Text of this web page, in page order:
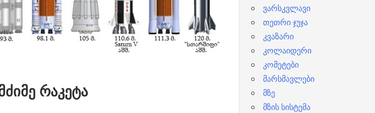
რაკეტა
ვარსკვლავი
თეთრი ჯუჯა
კვაზარი
კოლაიდერი
კომეტები
მარსმავლები
მზე
მზის სისტემა